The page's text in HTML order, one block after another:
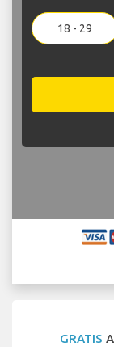
18 - 29
GRATIS